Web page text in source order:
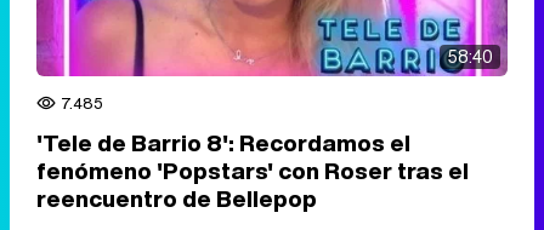
58:40
7.485
'Tele de Barrio 8': Recordamos el
fenómeno 'Popstars' con Roser tras el
reencuentro de Bellepop